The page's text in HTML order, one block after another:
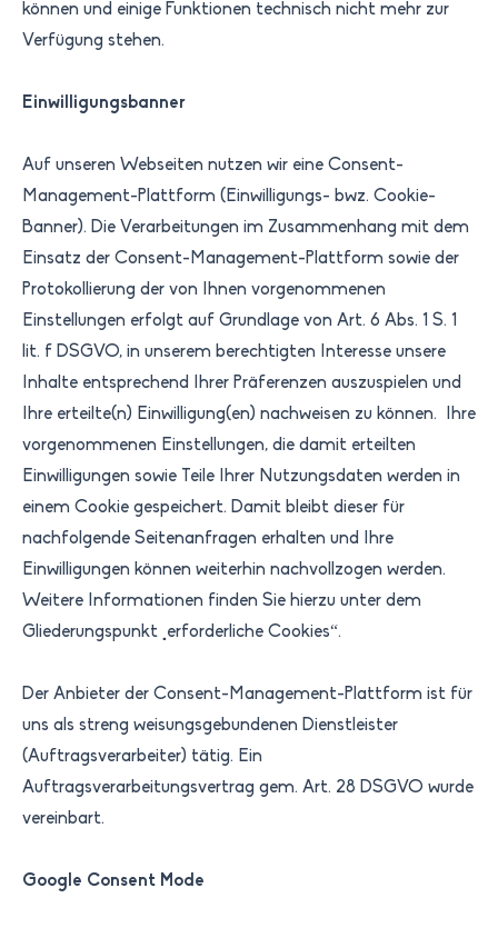
können und einige Funktionen technisch nicht mehr zur
Verfügung stehen.
Einwilligungsbanner
Auf unseren Webseiten nutzen wir eine Consent-
Management-Plattform (Einwilligungs- bwz. Cookie-
Banner). Die Verarbeitungen im Zusammenhang mit dem
Einsatz der Consent-Management-Plattform sowie der
Protokollierung der von Ihnen vorgenommenen
Einstellungen erfolgt auf Grundlage von Art. 6 Abs. 1 S. 1
lit. f DSGVO, in unserem berechtigten Interesse unsere
Inhalte entsprechend Ihrer Präferenzen auszuspielen und
Ihre erteilte(n) Einwilligung(en) nachweisen zu können. Ihre
vorgenommenen Einstellungen, die damit erteilten
Einwilligungen sowie Teile Ihrer Nutzungsdaten werden in
einem Cookie gespeichert. Damit bleibt dieser für
nachfolgende Seitenanfragen erhalten und Ihre
Einwilligungen können weiterhin nachvollzogen werden.
Weitere Informationen finden Sie hierzu unter dem
Gliederungspunkt „erforderliche Cookies“.
Der Anbieter der Consent-Management-Plattform ist für
uns als streng weisungsgebundenen Dienstleister
(Auftragsverarbeiter) tätig. Ein
Auftragsverarbeitungsvertrag gem. Art. 28 DSGVO wurde
vereinbart. ​
Google Consent Mode